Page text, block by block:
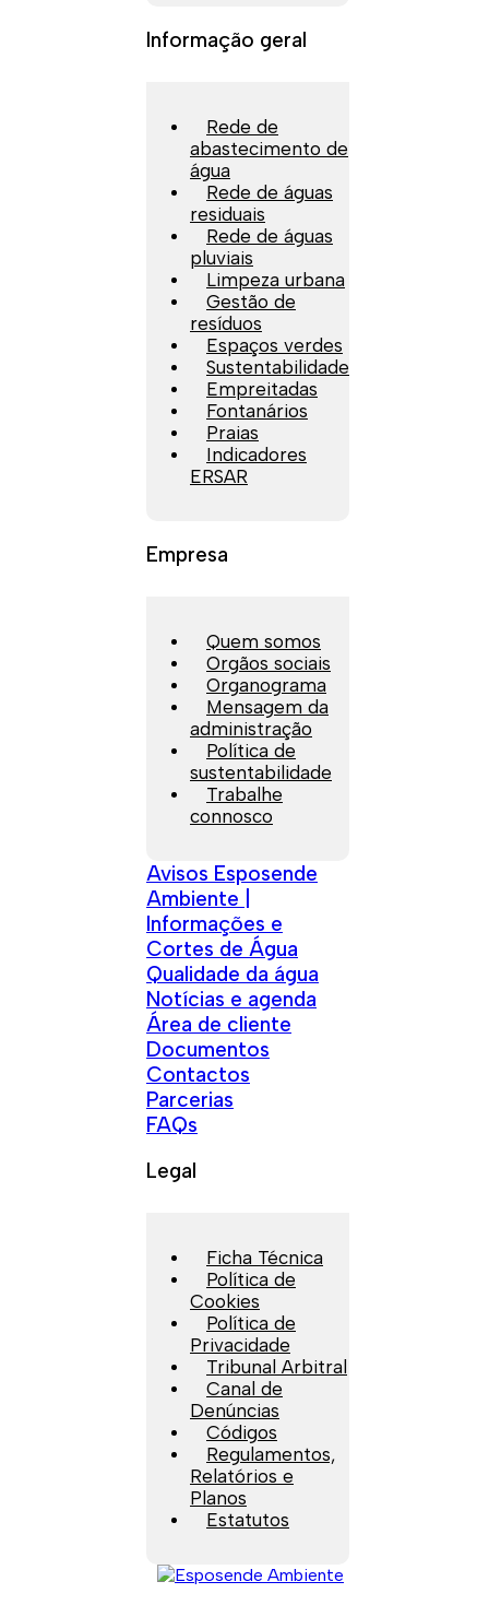
Informação geral
Rede de
abastecimento de
água
Rede de águas
residuais
Rede de águas
pluviais
Limpeza urbana
Gestão de
resíduos
Espaços verdes
Sustentabilidade
Empreitadas
Fontanários
Praias
Indicadores
ERSAR
Empresa
Quem somos
Orgãos sociais
Organograma
Mensagem da
administração
Política de
sustentabilidade
Trabalhe
connosco
Avisos Esposende
Ambiente |
Informações e
Cortes de Água
Qualidade da água
Notícias e agenda
Área de cliente
Documentos
Contactos
Parcerias
FAQs
Legal
Ficha Técnica
Política de
Cookies
Política de
Privacidade
Tribunal Arbitral
Canal de
Denúncias
Códigos
Regulamentos,
Relatórios e
Planos
Estatutos